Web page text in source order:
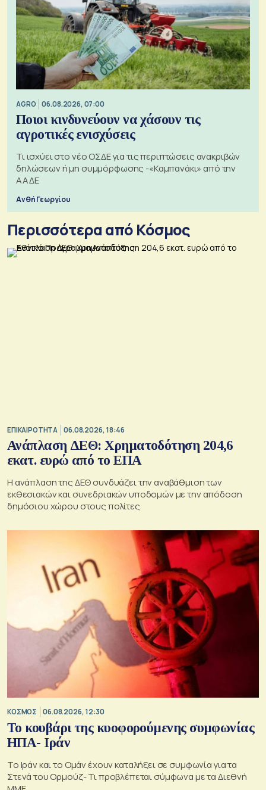
AGRO 06.08.2026, 07:00
Ποιοι κινδυνεύουν να χάσουν τις
αγροτικές ενισχύσεις
Τι ισχύει στο νέο ΟΣΔΕ για τις περιπτώσεις ανακριβών
δηλώσεων ή μη συμμόρφωσης -«Καμπανάκι» από την
ΑΑΔΕ
Ανθή Γεωργίου
Περισσότερα από Κόσμος
ΕΠΙΚΑΙΡΟΤΗΤΑ 06.08.2026, 18:46
Ανάπλαση ΔΕΘ: Χρηματοδότηση 204,6
εκατ. ευρώ από το ΕΠΑ
Η ανάπλαση της ΔΕΘ συνδυάζει την αναβάθμιση των
εκθεσιακών και συνεδριακών υποδομών με την απόδοση
δημόσιου χώρου στους πολίτες
ΚΟΣΜΟΣ 06.08.2026, 12:30
Το κουβάρι της κυοφορούμενης συμφωνίας
ΗΠΑ- Ιράν
Το Ιράν και το Ομάν έχουν καταλήξει σε συμφωνία για τα
Στενά του Ορμούζ- Τι προβλέπεται σύμφωνα με τα Διεθνή